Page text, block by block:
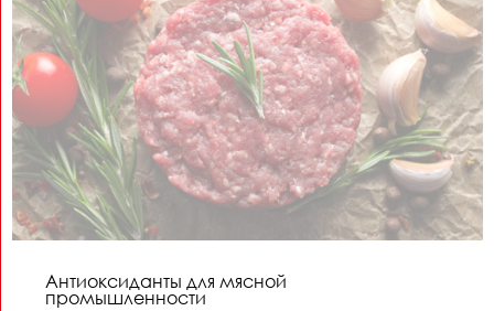
Антиоксиданты для мясной
промышленности